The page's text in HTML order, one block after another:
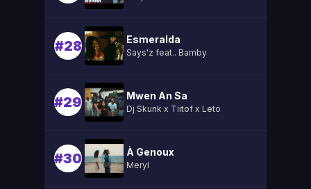
#28 Esmeralda
Says'z feat.. Bamby
#29 Mwen An Sa
Dj Skunk x Tiitof x Leto
#30 À Genoux
Meryl